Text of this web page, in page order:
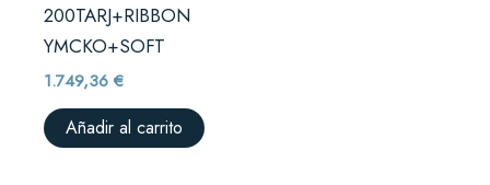
200TARJ+RIBBON
YMCKO+SOFT
1.749,36€
Añadir al carrito